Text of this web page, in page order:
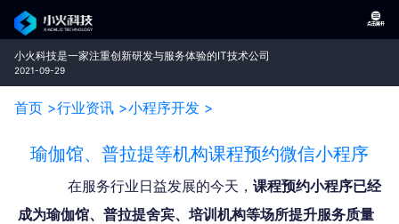
小火科技是一家注重创新研发与服务体验的IT技术公司
2021-09-29
首页 >行业资讯 >小程序开发 >
瑜伽馆、普拉提等机构课程预约微信小程序
在服务行业日益发展的今天， 课程预约小程序已经
成为瑜伽馆、普拉提舍宾、培训机构等场所提升服务质量